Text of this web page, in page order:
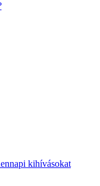
kihívásokat